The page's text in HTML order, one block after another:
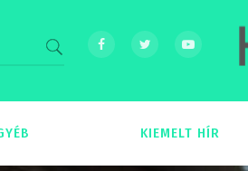
KIEMELT HÍR